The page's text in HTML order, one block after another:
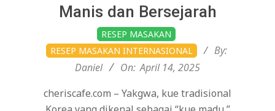
Manis dan Bersejarah
04-
RESEP MASAKAN
RESEP MASAKAN INTERNASIONAL
By:
Daniel
On: April 14, 2025
cheriscafe.com – Yakgwa, kue tradisional